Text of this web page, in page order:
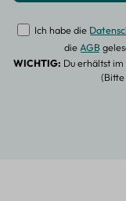
Ich habe die
dieAGB
WICHTIG: Du erhältst
(Bitte